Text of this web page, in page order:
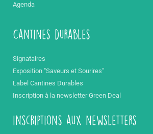
Agenda
Cantines durables
Signataires
Exposition "Saveurs et Sourires"
Label Cantines Durables
Inscription à la newsletter Green Deal
inscriptions aux newsletters